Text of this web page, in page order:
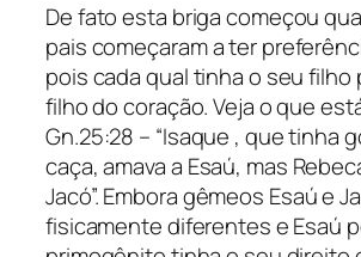
De fato esta briga começou
pais começaram a ter
pois cada qual tinha o seu filho
filho do coração. Veja o que
Gn.25:28 – “Isaque , que tinha
caça, amava a Esaú, mas
Jacó”. Embora gêmeos Esaú e
fisicamente diferentes e Esaú